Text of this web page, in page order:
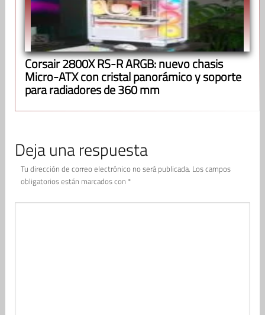
Corsair 2800X RS-R ARGB: nuevo chasis
Micro-ATX con cristal panorámico y soporte
para radiadores de 360 mm
Deja una respuesta
Tu dirección de correo electrónico no será publicada. Los campos
obligatorios están marcados con *